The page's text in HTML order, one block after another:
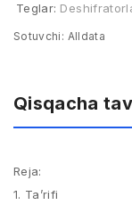
Teglar:
Sotuvchi: Alldata
Qisqacha
Reja:
1. Ta’rifi